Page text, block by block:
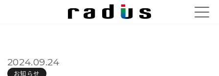
お知らせ
2024.09.24